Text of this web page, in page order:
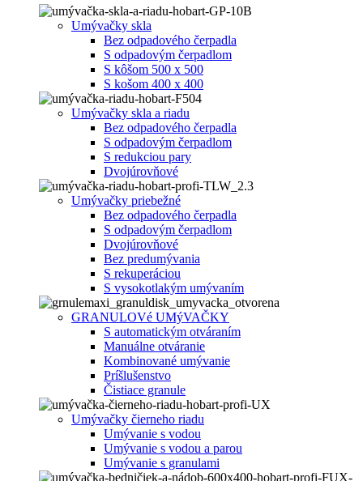
Umývačky skla
Bez odpadového čerpadla
S odpadovým čerpadlom
S kôšom 500 x 500
S košom 400 x 400
Umývačky skla a riadu
Bez odpadového čerpadla
S odpadovým čerpadlom
S redukciou pary
Dvojúrovňové
Umývačky priebežné
Bez odpadového čerpadla
S odpadovým čerpadlom
Dvojúrovňové
Bez predumývania
S rekuperáciou
S vysokotlakým umývaním
GRANULOVé UMýVAČKY
S automatickým otváraním
Manuálne otváranie
Kombinované umývanie
Príšlušenstvo
Čistiace granule
Umývačky čierneho riadu
Umývanie s vodou
Umývanie s vodou a parou
Umývanie s granulami